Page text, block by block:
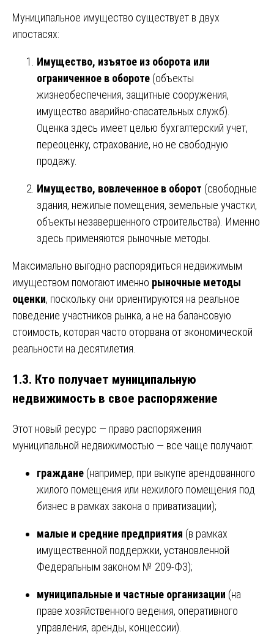
Муниципальное имущество существует в двух
ипостасях:
Имущество, изъятое из оборота или
ограниченное в обороте (объекты
жизнеобеспечения, защитные сооружения,
имущество аварийно-спасательных служб).
Оценка здесь имеет целью бухгалтерский учет,
переоценку, страхование, но не свободную
продажу.
Имущество, вовлеченное в оборот (свободные
здания, нежилые помещения, земельные участки,
объекты незавершенного строительства). Именно
здесь применяются рыночные методы.
Максимально выгодно распорядиться недвижимым
имуществом помогают именно рыночные методы
оценки, поскольку они ориентируются на реальное
поведение участников рынка, а не на балансовую
стоимость, которая часто оторвана от экономической
реальности на десятилетия.
1.3. Кто получает муниципальную
недвижимость в свое распоряжение
Этот новый ресурс — право распоряжения
муниципальной недвижимостью — все чаще получают:
граждане (например, при выкупе арендованного
жилого помещения или нежилого помещения под
бизнес в рамках закона о приватизации);
малые и средние предприятия (в рамках
имущественной поддержки, установленной
Федеральным законом № 209-ФЗ);
муниципальные и частные организации (на
праве хозяйственного ведения, оперативного
управления, аренды, концессии).